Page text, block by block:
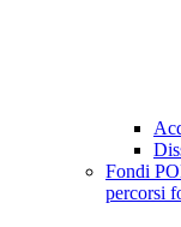
Fondi
percorsi